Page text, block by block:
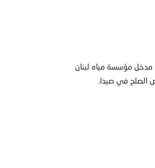
مدخل مؤسسة مياه لبنان
الصلح في صيدا.